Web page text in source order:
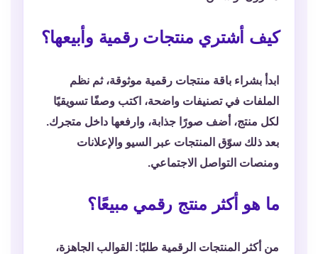
كيف أشتري منتجات رقمية وأبيعها؟
ابدأ بشراء باقة منتجات رقمية موثوقة، ثم نظم
الملفات في تصنيفات واضحة، اكتب وصفًا تسويقيًا
لكل منتج، أضف صورًا جذابة، وارفعها داخل متجرك.
بعد ذلك سوّق المنتجات عبر السيو والإعلانات
ومنصات التواصل الاجتماعي.
ما هو أكثر منتج رقمي مبيعًا؟
من أكثر المنتجات الرقمية طلبًا: القوالب الجاهزة،